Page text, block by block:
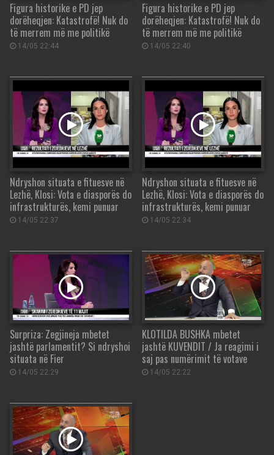
Figura historike e PD jep
dorëheqjen: Katastrofë! Nuk do
të merrem më me politikë
14/05 22:44
Figura historike e PD jep
dorëheqjen: Katastrofë! Nuk do
të merrem më me politikë
14/05 22:40
Ndryshon situata e fituesve në
Lezhë, Klosi: Vota e diasporës do
infrastrukturës, kemi punuar
14/05 22:37
Ndryshon situata e fituesve në
Lezhë, Klosi: Vota e diasporës do
infrastrukturës, kemi punuar
14/05 22:34
Surpriza: Zegjineja mbetet
jashtë parlamentit? Si ndryshoi
situata në Fier
14/05 22:29
KLOTILDA BUSHKA mbetet
jashtë KUVENDIT / Ja reagimi i
saj pas numërimit të votave
14/05 22:22